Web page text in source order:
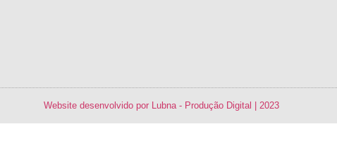
Website desenvolvido por Lubna - Produção Digital | 2023